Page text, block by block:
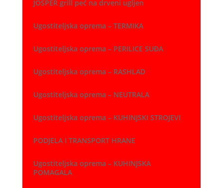
JOSPER grill peć na drveni ugljen
Ugostiteljska oprema – TERMIKA
Ugostiteljska oprema – PERILICE SUĐA
Ugostiteljska oprema – RASHLAD
Ugostiteljska oprema – NEUTRALA
Ugostiteljska oprema – KUHINJSKI STROJEVI
PODJELA I TRANSPORT HRANE
Ugostiteljska oprema – KUHINJSKA
POMAGALA